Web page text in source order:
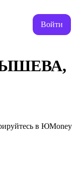
Войти
в ЮMoney